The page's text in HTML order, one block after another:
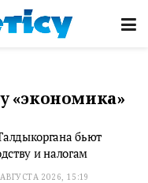
«экономика»
бьют
и налогам
2026, 15:19